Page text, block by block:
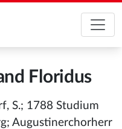
Floridus
S.; 1788 Studium
Augustinerchorherr